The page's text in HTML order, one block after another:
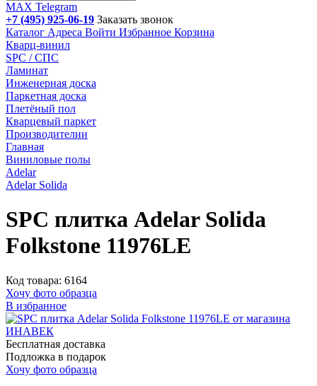
MAX Telegram
+7 (495) 925-06-19 Заказать звонок
Каталог Адреса Войти Избранное Корзина
Кварц-винил
SPC / СПС
Ламинат
Инженерная доска
Паркетная доска
Плетёный пол
Кварцевый паркет
Производителии
Главная
Виниловые полы
Adelar
Adelar Solida
SPC плитка Adelar Solida
Folkstone 11976LE
Код товара: 6164
Хочу фото образца
В избранное
Бесплатная доставка
Подложка в подарок
Хочу фото образца